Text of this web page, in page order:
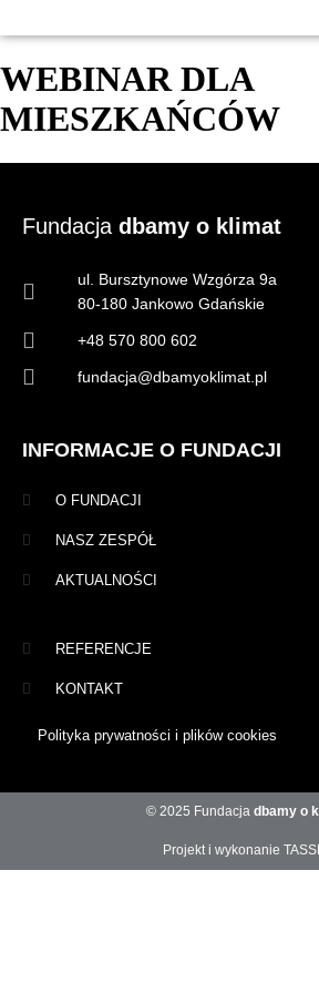
WEBINAR DLA
MIESZKAŃCÓW
Fundacja dbamy o klimat
ul. Bursztynowe Wzgórza 9a
80-180 Jankowo Gdańskie
+48 570 800 602
fundacja@dbamyoklimat.pl
INFORMACJE O FUNDACJI
O FUNDACJI
NASZ ZESPÓŁ
AKTUALNOŚCI
REFERENCJE
KONTAKT
Polityka prywatności i plików cookies
© 2025 Fundacja dbamy o
Projekt i wykonanie